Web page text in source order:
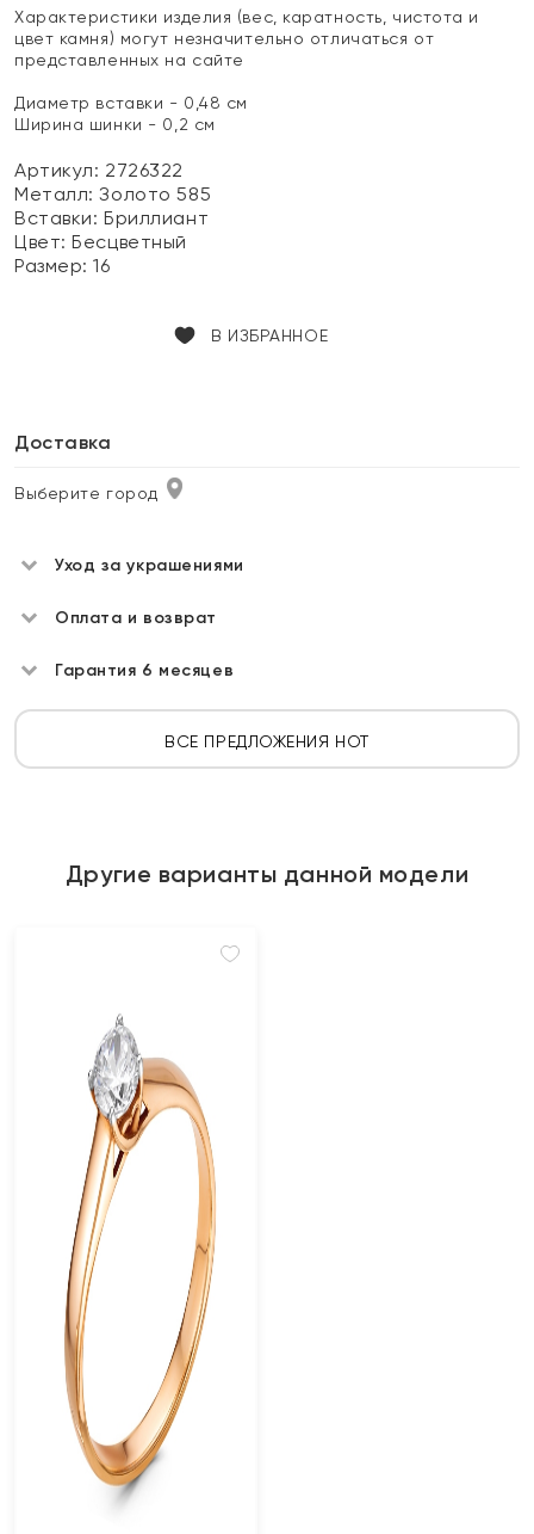
Характеристики изделия (вес, каратность, чистота и
цвет камня) могут незначительно отличаться от
представленных на сайте
Диаметр вставки - 0,48 см
Ширина шинки - 0,2 см
Артикул: 2726322
Металл:Золото 585
Вставки:Бриллиант
Цвет:Бесцветный
Размер:16
В ИЗБРАННОЕ
Доставка
Выберите город
Уход за украшениями
Оплата и возврат
Гарантия 6 месяцев
ВСЕ ПРЕДЛОЖЕНИЯ HOT
Другие варианты данной модели